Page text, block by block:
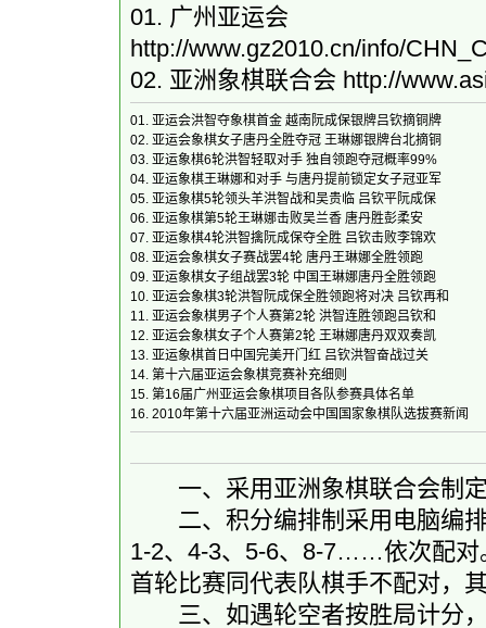
01. 广州亚运会
http://www.gz2010.cn/info/
02. 亚洲象棋联合会 http://
01. 亚运会洪智夺象棋首金 越南阮成保银牌吕钦摘铜牌
02. 亚运会象棋女子唐丹全胜夺冠 王琳娜银牌台北摘铜
03. 亚运象棋6轮洪智轻取对手 独自领跑夺冠概率99%
04. 亚运象棋王琳娜和对手 与唐丹提前锁定女子冠亚军
05. 亚运象棋5轮领头羊洪智战和吴贵临 吕钦平阮成保
06. 亚运象棋第5轮王琳娜击败吴兰香 唐丹胜彭柔安
07. 亚运象棋4轮洪智擒阮成保夺全胜 吕钦击败李锦欢
08. 亚运会象棋女子赛战罢4轮 唐丹王琳娜全胜领跑
09. 亚运象棋女子组战罢3轮 中国王琳娜唐丹全胜领跑
10. 亚运会象棋3轮洪智阮成保全胜领跑将对决 吕钦再和
11. 亚运会象棋男子个人赛第2轮 洪智连胜领跑吕钦和
12. 亚运会象棋女子个人赛第2轮 王琳娜唐丹双双奏凯
13. 亚运象棋首日中国完美开门红 吕钦洪智奋战过关
14. 第十六届亚运会象棋竞赛补充细则
15. 第16届广州亚运会象棋项目各队参赛具体名单
16. 2010年第十六届亚洲运动会中国国家象棋队选拔赛新闻
一、采用亚洲象棋联合会制定
二、积分编排制采用电脑编排
1-2、4-3、5-6、8-7……依次配对
首轮比赛同代表队棋手不配对，
三、如遇轮空者按胜局计分，